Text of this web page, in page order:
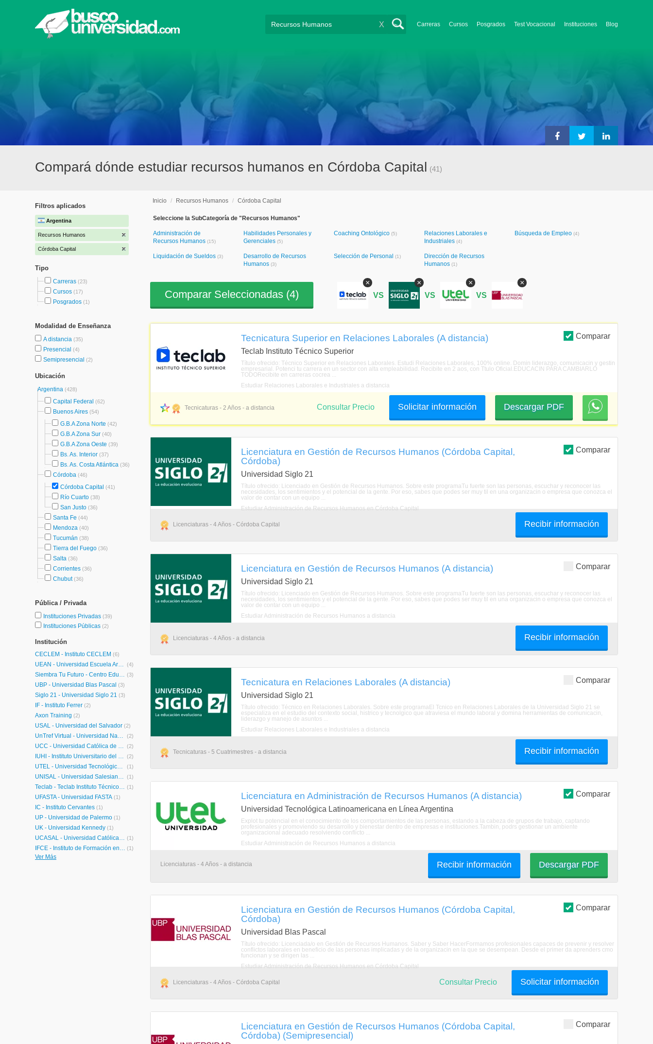
Carreras Cursos Posgrados Test Vocacional Instituciones Blog
X
Compará dónde estudiar recursos humanos en Córdoba Capital (41)
Filtros aplicados
Argentina
Recursos Humanos
Córdoba Capital
Tipo
Carreras (23)
Cursos (17)
Posgrados (1)
Modalidad de Enseñanza
A distancia (35)
Presencial (4)
Semipresencial (2)
Ubicación
Argentina (428)
Capital Federal (62)
Buenos Aires (54)
G.B.A Zona Norte (42)
G.B.A Zona Sur (40)
G.B.A Zona Oeste (39)
Bs. As. Interior (37)
Bs. As. Costa Atlántica (36)
Córdoba (46)
Córdoba Capital (41)
Río Cuarto (38)
San Justo (36)
Santa Fe (44)
Mendoza (40)
Tucumán (38)
Tierra del Fuego (36)
Salta (36)
Corrientes (36)
Chubut(36)
Pública / Privada
Instituciones Privadas (39)
Instituciones Públicas (2)
Institución
CECLEM - Instituto CECLEM (6)
UEAN - Universidad Escuela Argentina de Negocios (4)
Siembra Tu Futuro - Centro Educativo Siembra Tu Futuro Laboral (3)
UBP - Universidad Blas Pascal (3)
Siglo 21 - Universidad Siglo 21 (3)
IF - Instituto Ferrer (2)
Axon Training (2)
USAL - Universidad del Salvador (2)
UnTref Virtual - Universidad Nacional Tres de Febrero Virtual (2)
UCC - Universidad Católica de Córdoba (2)
IUHI - Instituto Universitario del Hospital Italiano (2)
UTEL - Universidad Tecnológica Latinoamericana en Línea Argentina (1)
UNISAL - Universidad Salesiana Argentina (1)
Teclab - Teclab Instituto Técnico Superior (1)
UFASTA - Universidad FASTA (1)
IC - Instituto Cervantes (1)
UP - Universidad de Palermo (1)
UK - Universidad Kennedy (1)
UCASAL - Universidad Católica de Salta (1)
IFCE - Instituto de Formación en Ciencias Empresariales (1)
CAECE - Universidad CAECE
Ver Más
Inicio / Recursos Humanos / Córdoba Capital
Seleccione la SubCategoría de "Recursos Humanos"
Administración de
Recursos Humanos (15)
Habilidades Personales y
Gerenciales (5)
Coaching Ontológico (5)
Relaciones Laborales e
Industriales (4)
Búsqueda de Empleo (4)
Liquidación de Sueldos (3)
Desarrollo de Recursos
Humanos (3)
Selección de Personal (1)
Dirección de Recursos
Humanos (1)
Comparar Seleccionadas (4)
×
VS
×
VS
×
VS
×
Comparar
Tecnicatura Superior en Relaciones Laborales (A distancia)
Teclab Instituto Técnico Superior
Título ofrecido: Técnico Superior en Relaciones Laborales. Estudi Relaciones Laborales, 100% online. Domin liderazgo, comunicacin y gestin
empresarial. Potenci tu carrera en un sector con alta empleabilidad. Recibite en 2 aos, con Ttulo Oficial.EDUCACIN PARA CAMBIARLO
TODORecibite en carreras cocrea ...
Estudiar Relaciones Laborales e Industriales a distancia
Tecnicaturas - 2 Años - a distancia Descargar PDF
Solicitar información
Consultar Precio
Comparar
Licenciatura en Gestión de Recursos Humanos (Córdoba Capital,
Córdoba)
Universidad Siglo 21
Título ofrecido: Licenciado en Gestión de Recursos Humanos. Sobre este programaTu fuerte son las personas, escuchar y reconocer las
necesidades, los sentimientos y el potencial de la gente. Por eso, sabes que podes ser muy til en una organizacin o empresa que conozca el
valor de contar con un equipo ...
Estudiar Administración de Recursos Humanos en Córdoba Capital
Licenciaturas - 4 Años - Córdoba Capital Recibir información
Comparar
Licenciatura en Gestión de Recursos Humanos (A distancia)
Universidad Siglo 21
Título ofrecido: Licenciado en Gestión de Recursos Humanos. Sobre este programaTu fuerte son las personas, escuchar y reconocer las
necesidades, los sentimientos y el potencial de la gente. Por eso, sabes que podes ser muy til en una organizacin o empresa que conozca el
valor de contar con un equipo ...
Estudiar Administración de Recursos Humanos a distancia
Licenciaturas - 4 Años - a distancia Recibir información
Comparar
Tecnicatura en Relaciones Laborales (A distancia)
Universidad Siglo 21
Título ofrecido: Técnico en Relaciones Laborales. Sobre este programaEl Tcnico en Relaciones Laborales de la Universidad Siglo 21 se
especializa en el estudio del contexto social, histrico y tecnolgico que atraviesa el mundo laboral y domina herramientas de comunicacin,
liderazgo y manejo de asuntos ...
Estudiar Relaciones Laborales e Industriales a distancia
Tecnicaturas - 5 Cuatrimestres - a distancia Recibir información
Comparar
Licenciatura en Administración de Recursos Humanos (A distancia)
Universidad Tecnológica Latinoamericana en Línea Argentina
Explot tu potencial en el conocimiento de los comportamientos de las personas, estando a la cabeza de grupos de trabajo, captando
profesionales y promoviendo su desarrollo y bienestar dentro de empresas e instituciones.Tambin, podrs gestionar un ambiente
organizacional adecuado resolviendo conflicto ...
Estudiar Administración de Recursos Humanos a distancia
Licenciaturas - 4 Años - a distancia Descargar PDF
Recibir información
Comparar
Licenciatura en Gestión de Recursos Humanos (Córdoba Capital,
Córdoba)
Universidad Blas Pascal
Título ofrecido: Licenciada/o en Gestión de Recursos Humanos. Saber y Saber HacerFormamos profesionales capaces de prevenir y resolver
conflictos laborales en beneficio de las personas implicadas y de la organizacin en la que se desempean. Desde el primer da aprenders cmo
funcionan y se dirigen las ...
Estudiar Administración de Recursos Humanos en Córdoba Capital
Licenciaturas - 4 Años - Córdoba Capital Solicitar información
Consultar Precio
Comparar
Licenciatura en Gestión de Recursos Humanos (Córdoba Capital,
Córdoba) (Semipresencial)